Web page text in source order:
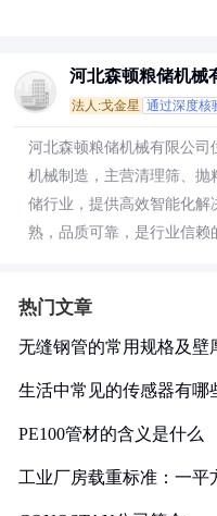
河北森顿粮储机械
法人:戈金星 通过深度核
河北森顿粮储机械有限公司
机械制造，主营清理筛、抛
储行业，提供高效智能化解
熟，品质可靠，是行业信赖
热门文章
无缝钢管的常用规格及壁
生活中常见的传感器有哪
PE100管材的含义是什么
工业厂房载重标准：一平